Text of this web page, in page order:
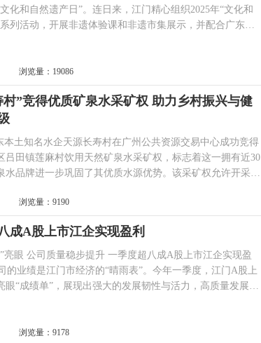
化和自然遗产日”。连日来，江门精心组织2025年“文化和
列活动，开展非遗体验课和非遗市集展示，并配合广东
展示江门非物质文化遗产保护成果，提高市民群众对非物质
文化遗产的保护意识。 图...
浏览量：19086
村”竞得优质矿泉水采矿权 助力乡村振兴与健
土知名水企天源长寿村在广州公共资源交易中心成功竞得
吕田镇莲麻村饮用天然矿泉水采矿权，标志着这一拥有近30
水品牌进一步巩固了其优质水源优势。该采矿权允许开采20
康饮水事业发展。 ■天源长寿村从化水厂周围一
水源，成就健康好水 天源长寿村从
溪河...
浏览量：9190
成A股上市江企实现盈利
亮眼 公司质量稳步提升 一季度超八成A股上市江企实现盈
眼“成绩单”，展现出强大的发展韧性与活力，高质量发展动
9家企业净利润同比增长，...
浏览量：9178